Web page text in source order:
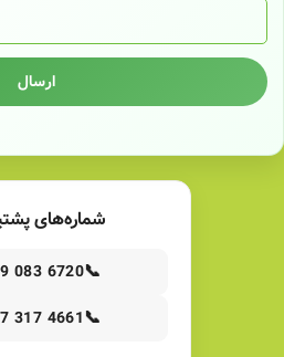
ارسال
شماره‌های
📞
083 6720
📞
317 4661